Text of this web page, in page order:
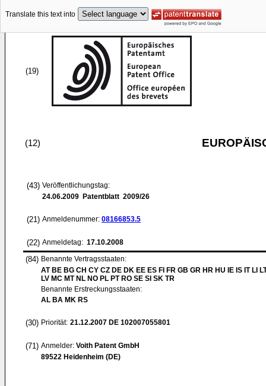
Translate this text into
(19)
(12)
(43) Veröffentlichungstag:
24.06.2009 Patentblatt 2009/26
(21) Anmeldenummer: 08166853.5
(22) Anmeldetag: 17.10.2008
(84) Benannte Vertragsstaaten:
AT BE BG CH CY CZ DE DK EE ES FI FR GB GR HR HU IE IS IT LI
LV MC MT NL NO PL PT RO SE SI SK TR
Benannte Erstreckungsstaaten:
AL BA MK RS
(30) Priorität: 21.12.2007 DE 102007055801
(71) Anmelder: Voith Patent GmbH
89522 Heidenheim (DE)